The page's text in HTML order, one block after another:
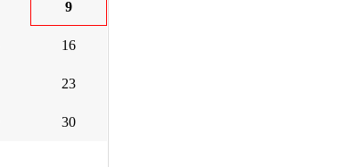
9
16
23
30